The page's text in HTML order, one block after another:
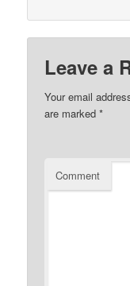
Leave a
Your email
are marked*
Comment